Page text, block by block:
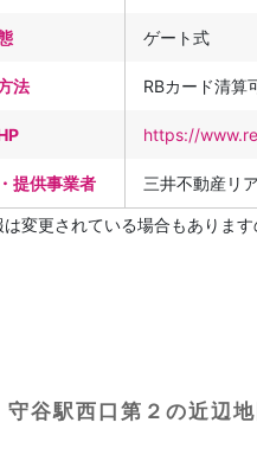
ゲート式
法 RBカード清算
https://
提供事業者 三井不動産リ
変更されている場合もありま
守谷駅西口第２の近辺地